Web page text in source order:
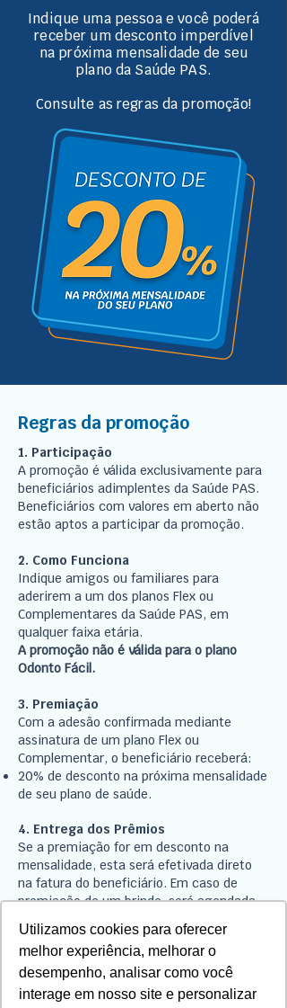
Utilizamos cookies para oferecer
melhor experiência, melhorar o
desempenho, analisar como você
interage em nosso site e personalizar
Indique uma pessoa e você poderá
receber um desconto imperdível
na próxima mensalidade de seu
plano da Saúde PAS.
Consulte as regras da promoção!
Regras da promoção
1. Participação
A promoção é válida exclusivamente para
beneficiários adimplentes da Saúde PAS.
Beneficiários com valores em aberto não
estão aptos a participar da promoção.
2. Como Funciona
Indique amigos ou familiares para
aderirem a um dos planos Flex ou
Complementares da Saúde PAS, em
qualquer faixa etária.
A promoção não é válida para o plano
Odonto Fácil.
3. Premiação
Com a adesão confirmada mediante
assinatura de um plano Flex ou
Complementar, o beneficiário receberá:
20% de desconto na próxima mensalidade
de seu plano de saúde.
4. Entrega dos Prêmios
Se a premiação for em desconto na
mensalidade, esta será efetivada direto
na fatura do beneficiário. Em caso de
premiação de um brinde, será agendada
Os brindes também poderão ser retirados
nos seguintes endereços:
Rua Jerônimo Coelho, 212 – Centro, Porto
Alegre